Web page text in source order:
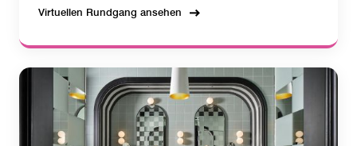
Virtuellen Rundgang ansehen